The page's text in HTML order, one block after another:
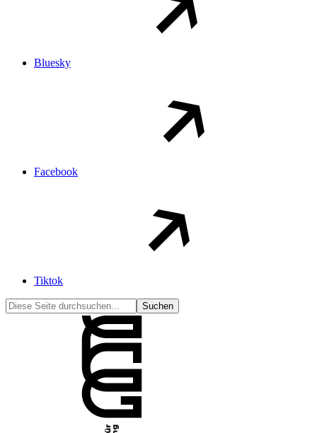
Bluesky
Facebook
Tiktok